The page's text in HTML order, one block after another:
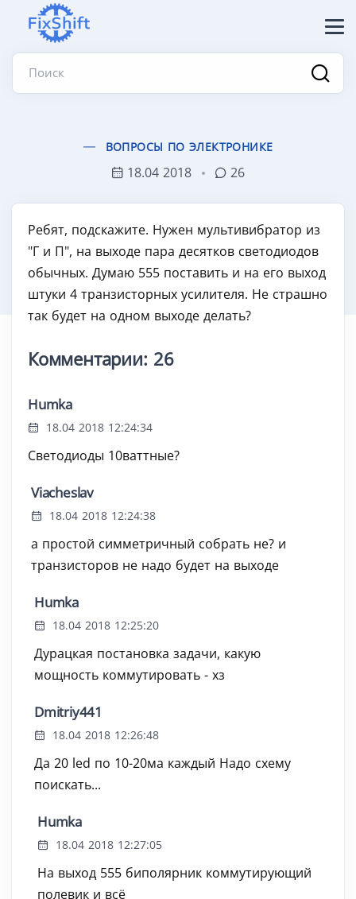
Поиск
ВОПРОСЫ ПО ЭЛЕКТРОНИКЕ
18.04 2018 26
Ребят, подскажите. Нужен мультивибратор из
"Г и П", на выходе пара десятков светодиодов
обычных. Думаю 555 поставить и на его выход
штуки 4 транзисторных усилителя. Не страшно
так будет на одном выходе делать?
Комментарии: 26
Humka
18.04 2018 12:24:34
Светодиоды 10ваттные?
Viacheslav
18.04 2018 12:24:38
а простой симметричный собрать не? и
транзисторов не надо будет на выходе
Humka
18.04 2018 12:25:20
Дурацкая постановка задачи, какую
мощность коммутировать - хз
Dmitriy441
18.04 2018 12:26:48
Да 20 led по 10-20ма каждый Надо схему
поискать...
Humka
18.04 2018 12:27:05
На выход 555 биполярник коммутирующий
полевик и всё